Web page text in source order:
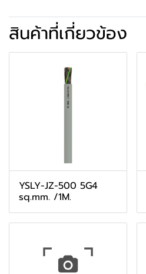
สินค้าที่เกี่ยวข้อง
YSLY-JZ-500 5G4
sq.mm. /1M.